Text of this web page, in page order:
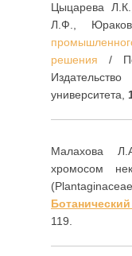
Цыцарева
Л.Ф.,
решения /
университета,
Малахова
хромосом
119.